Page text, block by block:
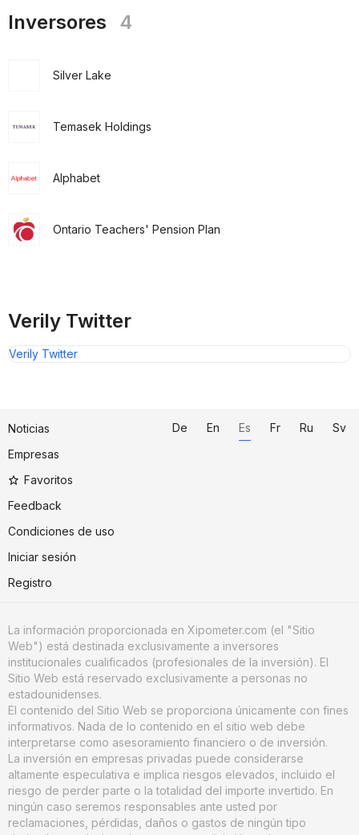
Inversores 4
Silver Lake
Temasek Holdings
Alphabet
Ontario Teachers' Pension Plan
Verily Twitter
Verily Twitter
Noticias
Empresas
Favoritos
Feedback
Condiciones de uso
Iniciar sesión
Registro
De En Es Fr Ru Sv
La información proporcionada en Xipometer.com (el "Sitio
Web") está destinada exclusivamente a inversores
institucionales cualificados (profesionales de la inversión). El
Sitio Web está reservado exclusivamente a personas no
estadounidenses.
El contenido del Sitio Web se proporciona únicamente con fines
informativos. Nada de lo contenido en el sitio web debe
interpretarse como asesoramiento financiero o de inversión.
La inversión en empresas privadas puede considerarse
altamente especulativa e implica riesgos elevados, incluido el
riesgo de perder parte o la totalidad del importe invertido. En
ningún caso seremos responsables ante usted por
reclamaciones, pérdidas, daños o gastos de ningún tipo